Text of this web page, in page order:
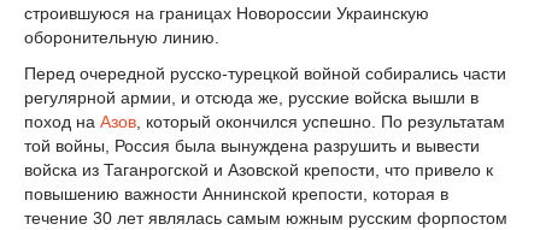
строившуюся на границах Новороссии Украинскую
оборонительную линию.
Перед очередной русско-турецкой войной собирались части
регулярной армии, и отсюда же, русские войска вышли в
поход на Азов , который окончился успешно. По результатам
той войны, Россия была вынуждена разрушить и вывести
войска из Таганрогской и Азовской крепости, что привело к
повышению важности Аннинской крепости, которая в
течение 30 лет являлась самым южным русским форпостом